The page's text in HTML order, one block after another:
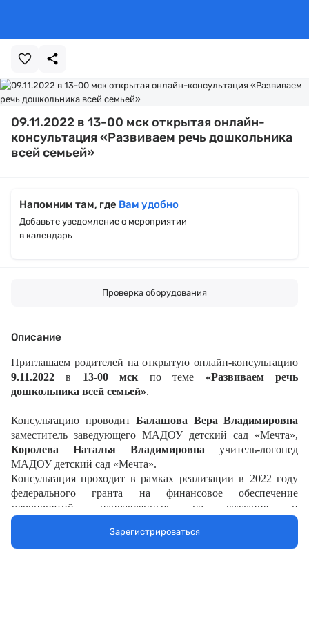
09.11.2022 в 13-00 мск открытая онлайн-
консультация «Развиваем речь дошкольника
всей семьей»
Напомним там, где Вам удобно
Добавьте уведомление о мероприятии
в календарь
Проверка оборудования
Описание
Приглашаем родителей на открытую онлайн-консультацию
9.11.2022 в 13-00 мск потеме «Развиваем речь
дошкольника всей семьей».
Консультацию проводит Балашова Вера Владимировна
заместитель заведующего МАДОУ детский сад «Мечта»,
Королева Наталья Владимировна учитель-логопед
МАДОУ детский сад «Мечта».
Консультация проходит в рамках реализации в 2022 году
федерального гранта на финансовое обеспечение
мероприятий, направленных на создание и
обеспечение
функционирования консультационных
центров (служб) психолого-
педагогической,диагностической и консультативной
Зарегистрироваться